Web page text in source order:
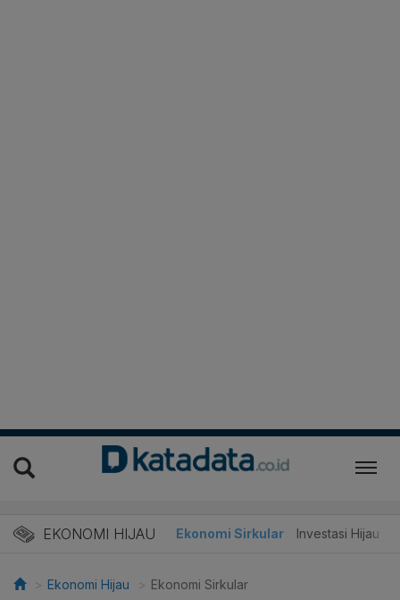
EKONOMI HIJAU
Energi Baru Ekonomi Sirkular Investasi Hijau
Ekonomi Hijau Ekonomi Sirkular